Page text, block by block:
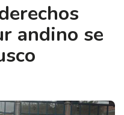
andino se